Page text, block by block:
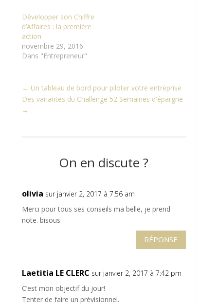
Développer son Chiffre
d’Affaires : la première
action
novembre 29, 2016
Dans "Entrepreneur"
← Un tableau de bord pour piloter votre entreprise
Des variantes du Challenge 52 Semaines d'épargne
→
On en discute ?
olivia sur janvier 2, 2017 à 7:56 am
Merci pour tous ses conseils ma belle, je prend
note. bisous
RÉPONSE
Laetitia LE CLERC sur janvier 2, 2017 à 7:42 pm
C’est mon objectif du jour!
Tenter de faire un prévisionnel.